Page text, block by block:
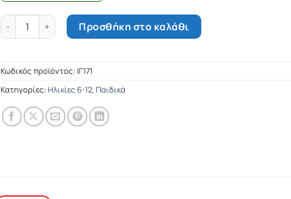
Τα παιδιά ρωτούν, οι Νομπελίστες απαντούν ποσότητα
Προσθήκη στο καλάθι
Κωδικός προϊόντος: ΙΓ171
Κατηγορίες: Ηλικίες 6-12, Παιδικά